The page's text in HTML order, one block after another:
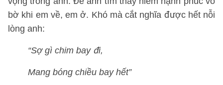
bờ khi em về, em ở. Khó mà cắt nghĩa được hết nỗi
lòng anh:
“Sợ gì chim bay đi,
Mang bóng chiều bay hết”